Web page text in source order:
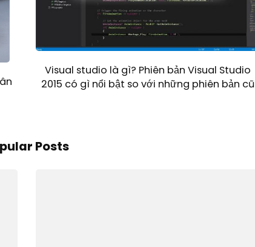
Visual studio là gì? Phiên bản Visual Studio
2015 có gì nổi bật so với những phiên bản cũ
Posts